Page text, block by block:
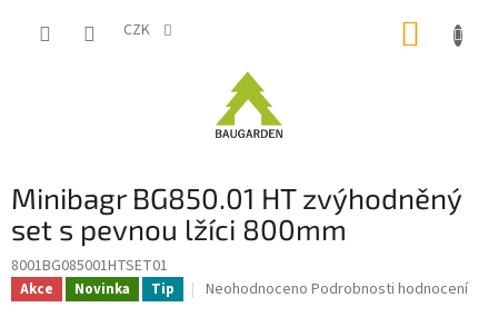
CZK
Minibagr BG850.01 HT zvýhodněný
set s pevnou lžíci 800mm
8001BG085001HTSET01
Akce Novinka Tip
Průměrné
Neohodnoceno Podrobnosti hodnocení